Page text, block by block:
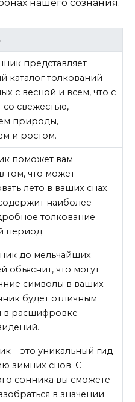
нашего сознания.
представляет
каталог толкований
с весной и всем, что с
со свежестью,
природы,
и ростом.
поможет вам
том, что может
лето в ваших снах.
наиболее
толкование
период.
до мельчайших
объяснит, что могут
символы в ваших
будет отличным
расшифровке
– это уникальный гид
зимних снов. С
сонника вы сможете
в значении